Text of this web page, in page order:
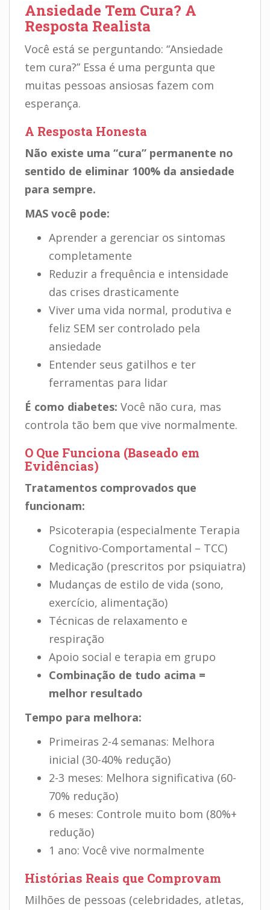
Ansiedade Tem Cura? A
Resposta Realista
Você está se perguntando: “Ansiedade
tem cura?” Essa é uma pergunta que
muitas pessoas ansiosas fazem com
esperança.
A Resposta Honesta
Não existe uma “cura” permanente no
sentido de eliminar 100% da ansiedade
para sempre.
MAS você pode:
Aprender a gerenciar os sintomas
completamente
Reduzir a frequência e intensidade
das crises drasticamente
Viver uma vida normal, produtiva e
feliz SEM ser controlado pela
ansiedade
Entender seus gatilhos e ter
ferramentas para lidar
É como diabetes: Você não cura, mas
controla tão bem que vive normalmente.
O Que Funciona (Baseado em
Evidências)
Tratamentos comprovados que
funcionam:
Psicoterapia (especialmente Terapia
Cognitivo-Comportamental – TCC)
Medicação (prescritos por psiquiatra)
Mudanças de estilo de vida (sono,
exercício, alimentação)
Técnicas de relaxamento e
respiração
Apoio social e terapia em grupo
Combinação de tudo acima =
melhor resultado
Tempo para melhora:
Primeiras 2-4 semanas: Melhora
inicial (30-40% redução)
2-3 meses: Melhora significativa (60-
70% redução)
6 meses: Controle muito bom (80%+
redução)
1 ano: Você vive normalmente
Histórias Reais que Comprovam
Milhões de pessoas (celebridades, atletas,